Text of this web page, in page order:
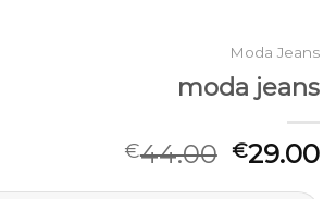
Moda Jeans
moda jeans
€44.00 €29.00